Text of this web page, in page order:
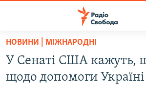
Перейти
основного
матеріалу
НОВИНИ | МІЖНАРОДНІ
У Сенаті США кажуть,
щодо допомоги